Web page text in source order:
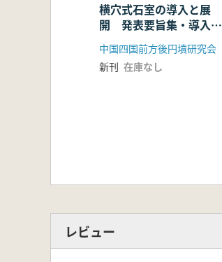
横穴式石室の導入と展
開 発表要旨集・導入期
横穴式石室集成
中国四国前方後円墳研究会
新刊 在庫なし
レビュー